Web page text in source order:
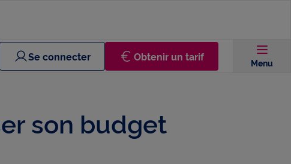
Se connecter Obtenir un tarif
Menu
son budget